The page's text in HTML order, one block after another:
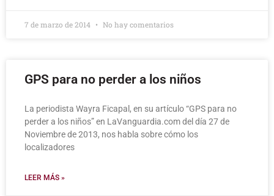
7 de marzo de 2014 No hay comentarios
GPS para no perder a los niños
La periodista Wayra Ficapal, en su artículo “GPS para no
perder a los niños” en LaVanguardia.com del día 27 de
Noviembre de 2013, nos habla sobre cómo los
localizadores
LEER MÁS »